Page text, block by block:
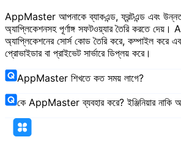
AppMaster আপনাকে ব্যাকএন্ড, ফ্রন্টএন্ড এবং
অ্যাপ্লিকেশনসহ পূর্ণাঙ্গ সফটওয়্যার তৈরি করতে
অ্যাপ্লিকেশনের সোর্স কোড তৈরি করে, কম্পাইল করে
প্রোভাইডার বা প্রাইভেট সার্ভারে ডিপ্লয় করে।
AppMaster শিখতে কত সময় লাগে?
কে AppMaster ব্যবহার করে? ইঞ্জিনিয়ার নাকি